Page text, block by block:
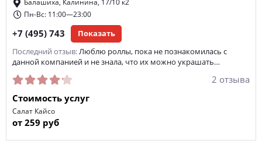
Балашиха, Калинина, 17/10 к2
Пн-Вс: 11:00—23:00
+7 (495) 743 Показать
Последний отзыв: Люблю роллы, пока не познакомилась с
данной компанией и не знала, что их можно украшать…
2 отзыва
Стоимость услуг
Салат Кайсо
от 259 руб